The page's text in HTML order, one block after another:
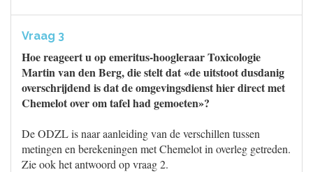
Vraag 3
Hoe reageert u op emeritus-hoogleraar Toxicologie
Martin van den Berg, die stelt dat «de uitstoot dusdanig
overschrijdend is dat de omgevingsdienst hier direct met
Chemelot over om tafel had gemoeten»?
De ODZL is naar aanleiding van de verschillen tussen
metingen en berekeningen met Chemelot in overleg getreden.
Zie ook het antwoord op vraag 2.